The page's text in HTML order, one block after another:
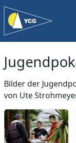
Bilder der
von Ute